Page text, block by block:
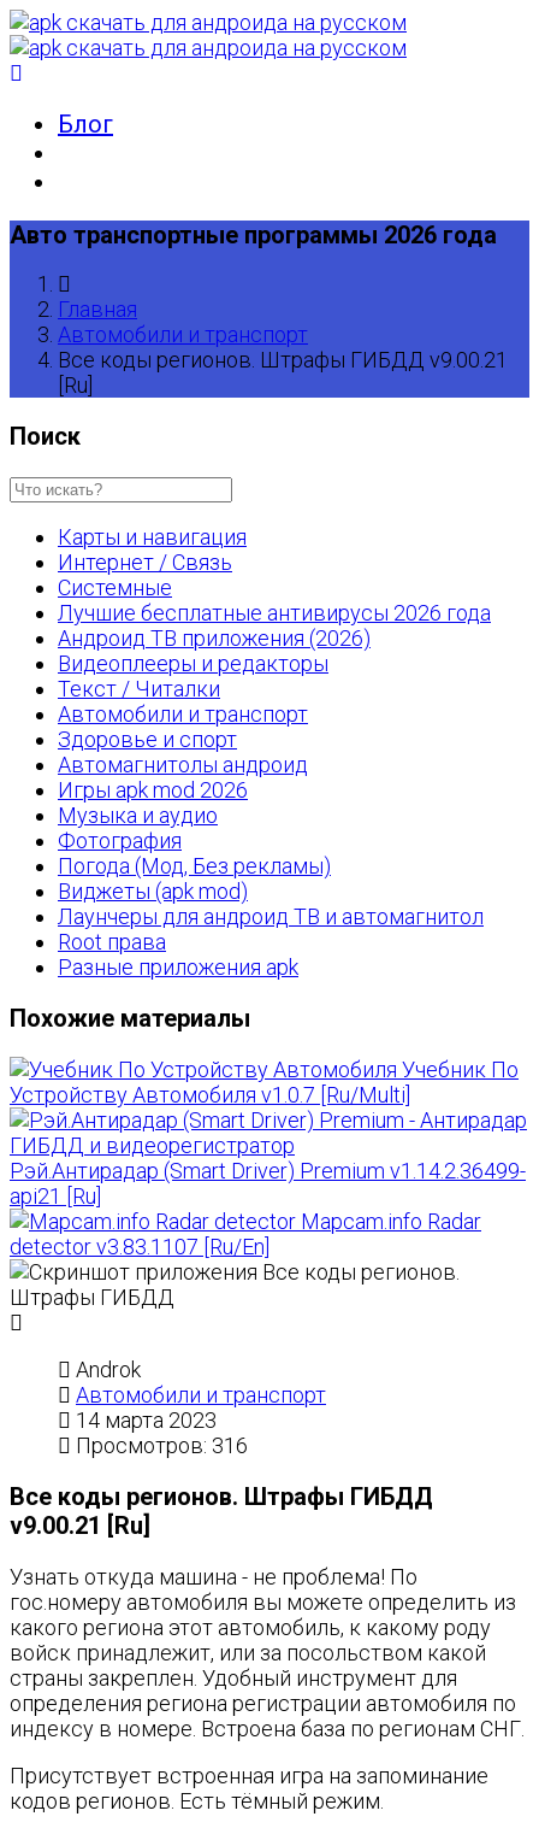
Блог
Авто транспортные программы 2026 года
Главная
Автомобили и транспорт
Все коды регионов. Штрафы ГИБДД v9.00.21
[Ru]
Поиск
Карты и навигация
Интернет / Связь
Системные
Лучшие бесплатные антивирусы 2026 года
Андроид ТВ приложения (2026)
Видеоплееры и редакторы
Текст / Читалки
Автомобили и транспорт
Здоровье и спорт
Автомагнитолы андроид
Игры apk mod 2026
Музыка и аудио
Фотография
Погода (Мод, Без рекламы)
Виджеты (apk mod)
Лаунчеры для андроид ТВ и автомагнитол
Root права
Разные приложения apk
Похожие материалы
Учебник По
Устройству Автомобиля v1.0.7 [Ru/Multi]
Рэй.Антирадар (Smart Driver) Premium v1.14.2.36499-
api21 [Ru]
Mapcam.info Radar
detector v3.83.1107 [Ru/En]
Androk
Автомобили и транспорт
14 марта 2023
Просмотров: 316
Все коды регионов. Штрафы ГИБДД
v9.00.21 [Ru]
Узнать откуда машина - не проблема! По
гос.номеру автомобиля вы можете определить из
какого региона этот автомобиль, к какому роду
войск принадлежит, или за посольством какой
страны закреплен. Удобный инструмент для
определения региона регистрации автомобиля по
индексу в номере. Встроена база по регионам СНГ.
Присутствует встроенная игра на запоминание
кодов регионов. Есть тёмный режим.